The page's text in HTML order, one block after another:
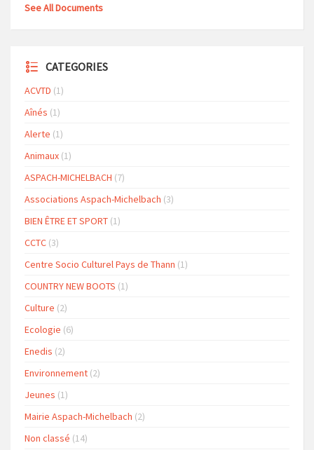
See All Documents
CATEGORIES
ACVTD (1)
Aînés (1)
Alerte (1)
Animaux (1)
ASPACH-MICHELBACH (7)
Associations Aspach-Michelbach (3)
BIEN ÊTRE ET SPORT (1)
CCTC (3)
Centre Socio Culturel Pays de Thann (1)
COUNTRY NEW BOOTS (1)
Culture (2)
Ecologie (6)
Enedis (2)
Environnement (2)
Jeunes (1)
Mairie Aspach-Michelbach (2)
Non classé (14)